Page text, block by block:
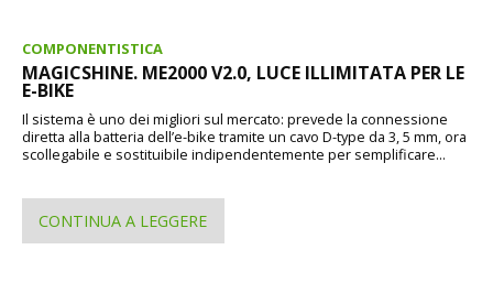
COMPONENTISTICA
MAGICSHINE. ME2000 V2.0, LUCE ILLIMITATA PER LE
E-BIKE
Il sistema è uno dei migliori sul mercato: prevede la connessione
diretta alla batteria dell’e-bike tramite un cavo D-type da 3, 5 mm, ora
scollegabile e sostituibile indipendentemente per semplificare...
CONTINUA A LEGGERE